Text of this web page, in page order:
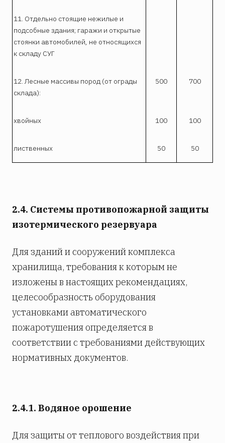
11. Отдельно стоящие нежилые и
подсобные здания; гаражи и открытые
стоянки автомобилей, не относящихся
к складу СУГ
12. Лесные массивы пород (от ограды
склада):
500 700
хвойных 100 100
лиственных 50 50
2.4. Системы противопожарной защиты
изотермического резервуара
Для зданий и сооружений комплекса
хранилища, требования к которым не
изложены в настоящих рекомендациях,
целесообразность оборудования
установками автоматического
пожаротушения определяется в
соответствии с требованиями действующих
нормативных документов.
2.4.1. Водяное орошение
Для защиты от теплового воздействия при